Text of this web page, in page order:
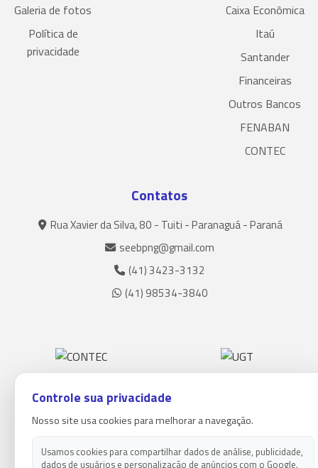
Galeria de fotos
Política de
privacidade
Caixa Econômica
Itaú
Santander
Financeiras
Outros Bancos
FENABAN
CONTEC
Contatos
Rua Xavier da Silva, 80 - Tuiti - Paranaguá - Paraná
seebpng@gmail.com
(41) 3423-3132
(41) 98534-3840
Controle sua privacidade
Nosso site usa cookies para melhorar a navegação.
Usamos cookies para compartilhar dados de análise, publicidade,
dados de usuários e personalização de anúncios com o Google.